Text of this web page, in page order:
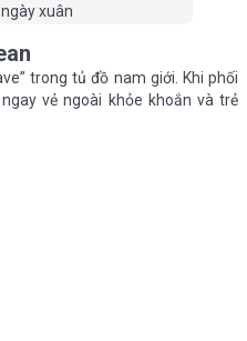
xuân
trong tủ đồ nam giới. Khi phối
vẻ ngoài khỏe khoắn và trẻ